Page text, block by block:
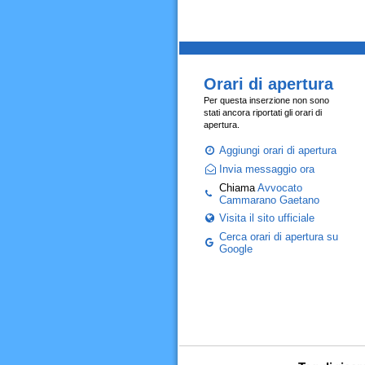
Orari di apertura
Per questa inserzione non sono
stati ancora riportati gli orari di
apertura.
Aggiungi orari di apertura
Invia messaggio ora
ChiamaAvvocato
Cammarano Gaetano
Visita il sito ufficiale
Cerca orari di apertura su
Google